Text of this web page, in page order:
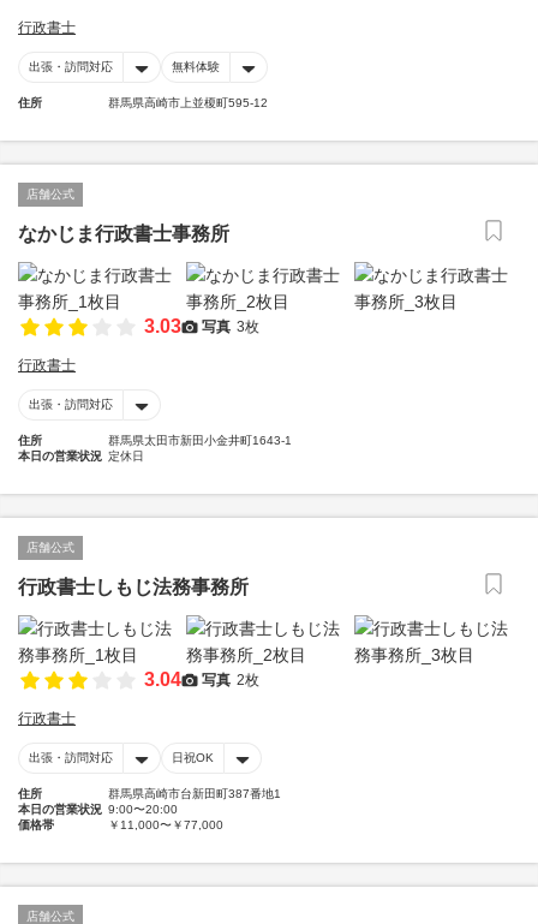
行政書士
出張・訪問対応 無料体験
住所 群馬県高崎市上並榎町595-12
店舗公式
なかじま行政書士事務所
3.03 写真 3枚
行政書士
出張・訪問対応
住所
群馬県太田市新田小金井町1643-1
本日の営業状況 定休日
店舗公式
行政書士しもじ法務事務所
3.04 写真 2枚
行政書士
出張・訪問対応 日祝OK
住所
群馬県高崎市台新田町387番地1
本日の営業状況 9:00〜20:00
価格帯
￥11,000〜￥77,000
店舗公式